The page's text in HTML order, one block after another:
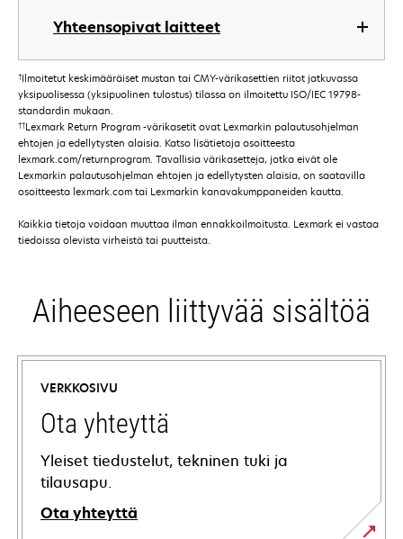
Yhteensopivat laitteet
†Ilmoitetut keskimääräiset mustan tai CMY-värikasettien riitot jatkuvassa
yksipuolisessa (yksipuolinen tulostus) tilassa on ilmoitettu ISO/IEC 19798-
standardin mukaan.
††Lexmark Return Program -värikasetit ovat Lexmarkin palautusohjelman
ehtojen ja edellytysten alaisia. Katso lisätietoja osoitteesta
lexmark.com/returnprogram. Tavallisia värikasetteja, jotka eivät ole
Lexmarkin palautusohjelman ehtojen ja edellytysten alaisia, on saatavilla
osoitteesta lexmark.com tai Lexmarkin kanavakumppaneiden kautta.
Kaikkia tietoja voidaan muuttaa ilman ennakkoilmoitusta. Lexmark ei vastaa
tiedoissa olevista virheistä tai puutteista.
Aiheeseen liittyvää sisältöä
VERKKOSIVU
Ota yhteyttä
Yleiset tiedustelut, tekninen tuki ja
tilausapu.
Ota yhteyttä